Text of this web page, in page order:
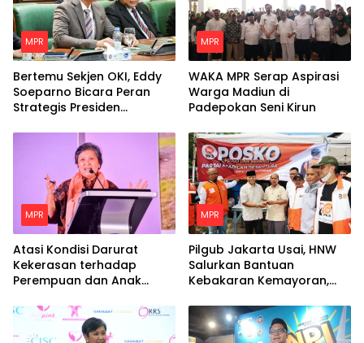
MPR
Bertemu Sekjen OKI, Eddy
Soeparno Bicara Peran
Strategis Presiden
Islam
MPR
WAKA MPR Serap Aspirasi
Warga Madiun di
Padepokan Seni Kirun
MPR
Atasi Kondisi Darurat
Kekerasan terhadap
Perempuan dan Anak
MPR
Pilgub Jakarta Usai, HNW
Salurkan Bantuan
Kebakaran Kemayoran,
Hunian Tetap Bagi Para
Korban